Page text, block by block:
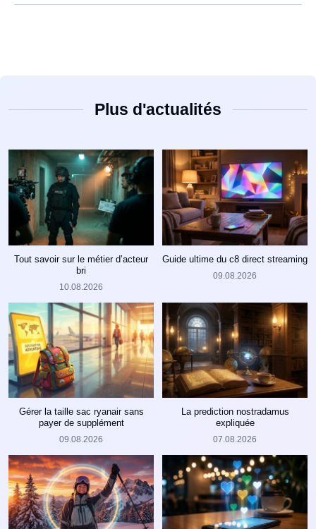
Plus d'actualités
Tout savoir sur le métier d’acteur
bri
10.08.2026
Guide ultime du c8 direct streaming
09.08.2026
Gérer la taille sac ryanair sans
payer de supplément
09.08.2026
La prediction nostradamus
expliquée
07.08.2026